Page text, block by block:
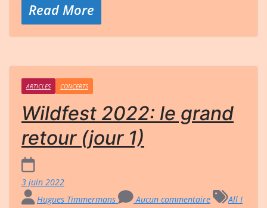
Read More
ARTICLES CONCERTS
Wildfest 2022: le grand
retour (jour 1)
3 juin 2022
Hugues Timmermans
Aucun commentaire
All I